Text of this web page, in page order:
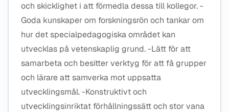
och skicklighet i att förmedla dessa till kollegor. -
Goda kunskaper om forskningsrön och tankar om
hur det specialpedagogiska området kan
utvecklas på vetenskaplig grund. -Lätt för att
samarbeta och besitter verktyg för att få grupper
och lärare att samverka mot uppsatta
utvecklingsmål. -Konstruktivt och
utvecklingsinriktat förhållningssätt och stor vana